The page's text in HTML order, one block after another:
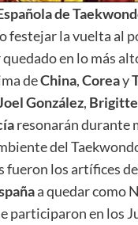
de
festejar la vuelta al
en lo más
deChina,Coreay
González, Brigitte
resonarán durante
del
fueron los artífices
a quedar como
participaron en los